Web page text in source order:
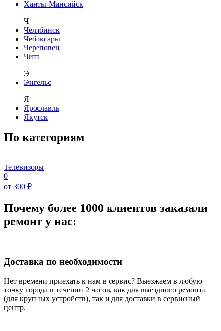
Ханты-Мансийск
Ч
Челябинск
Чебоксары
Череповец
Чита
Э
Энгельс
Я
Ярославль
Якутск
По категориям
Телевизоры
0
от 300 ₽
Почему более 1000 клиентов заказали
ремонт у нас:
Доставка по необходимости
Нет времени приехать к нам в сервис? Выезжаем в любую
точку города в течении 2 часов, как для выездного ремонта
(для крупных устройств), так и для доставки в сервисный
центр.